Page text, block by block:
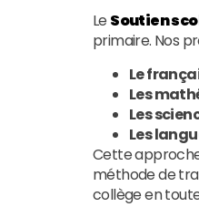
Le Soutien
primaire. Nos
Le
Les
Les
Les
Cette
méthode de
collège en